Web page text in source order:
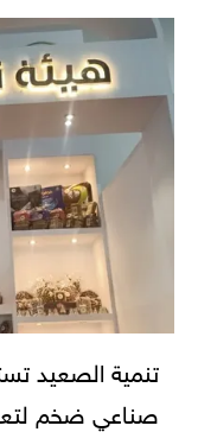
تنمية الصعيد
صناعي ضخم